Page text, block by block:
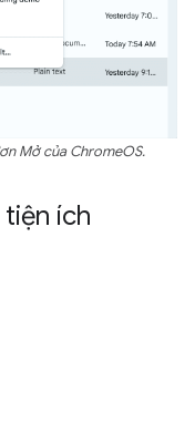
Mở của ChromeOS.
ích